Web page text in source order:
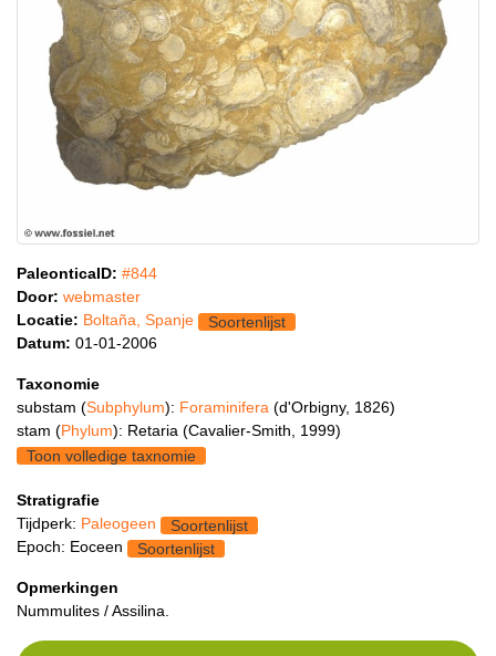
PaleonticaID: #844
Door: webmaster
Locatie: Boltaña, Spanje
Soortenlijst
Datum: 01-01-2006
Taxonomie
substam (Subphylum): Foraminifera (d'Orbigny, 1826)
stam (Phylum): Retaria (Cavalier-Smith, 1999)
Toon volledige taxnomie
Stratigrafie
Tijdperk: Paleogeen
Soortenlijst
Epoch: Eoceen
Soortenlijst
Opmerkingen
Nummulites / Assilina.